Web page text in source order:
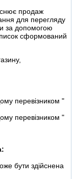
продаж
для перегляду
за допомогою
сформований
перевізником "
перевізником "
бути здійснена